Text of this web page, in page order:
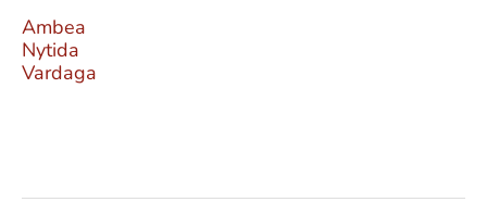
Ambea
Nytida
Vardaga